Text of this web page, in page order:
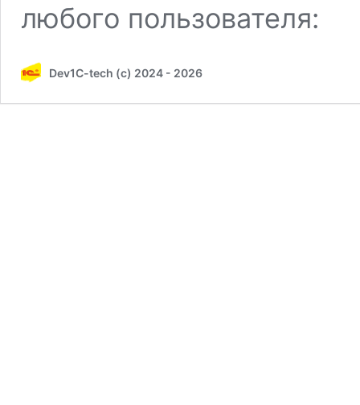
любого пользователя:
Dev1C-tech (c) 2024 - 2026